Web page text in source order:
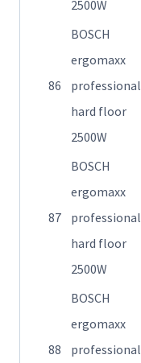
2500W
86
BOSCH
ergomaxx
professional
hard floor
2500W
87
BOSCH
ergomaxx
professional
hard floor
2500W
88
BOSCH
ergomaxx
professional